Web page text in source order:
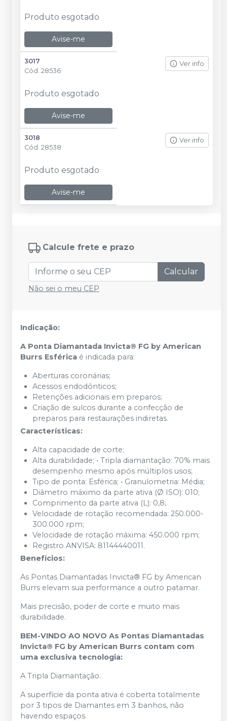
Produto esgotado
Avise-me
3017
Cód. 28536
Ver info
Produto esgotado
Avise-me
3018
Cód. 28538
Ver info
Produto esgotado
Avise-me
Calcule frete e prazo
Calcular
Não sei o meu CEP
Indicação:
A Ponta Diamantada Invicta® FG by American
Burrs Esférica é indicada para:
Aberturas coronárias;
Acessos endodônticos;
Retenções adicionais em preparos;
Criação de sulcos durante a confecção de
preparos para restaurações indiretas.
Características:
Alta capacidade de corte;
Alta durabilidade; • Tripla diamantação: 70% mais
desempenho mesmo após múltiplos usos;
Tipo de ponta: Esférica; • Granulometria: Média;
Diâmetro máximo da parte ativa (Ø ISO): 010;
Comprimento da parte ativa (L): 0,8;
Velocidade de rotação recomendada: 250.000-
300.000 rpm;
Velocidade de rotação máxima: 450.000 rpm;
Registro ANVISA: 81144440011.
Benefícios:
As Pontas Diamantadas Invicta® FG by American
Burrs elevam sua performance a outro patamar.
Mais precisão, poder de corte e muito mais
durabilidade.
BEM-VINDO AO NOVO As Pontas Diamantadas
Invicta® FG by American Burrs contam com
uma exclusiva tecnologia:
A Tripla Diamantação.
A superfície da ponta ativa é coberta totalmente
por 3 tipos de Diamantes em 3 banhos, não
havendo espaços.